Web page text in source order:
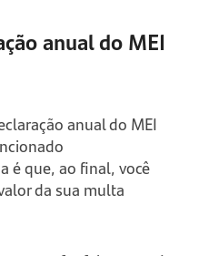
anual do MEI
anual do MEI
é que, ao final, você
da sua multa